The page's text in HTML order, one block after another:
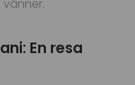
En resa